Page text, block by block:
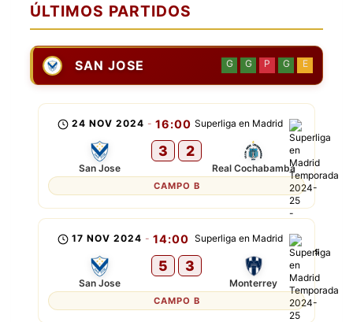
ÚLTIMOS PARTIDOS
SAN JOSE G G P G E
Superliga en Madrid
24 NOV 2024 - 16:00
San Jose
3 2
Real Cochabamba
CAMPO B
Superliga en Madrid
17 NOV 2024 - 14:00
San Jose
5 3
Monterrey
CAMPO B